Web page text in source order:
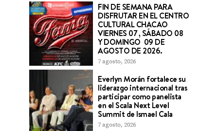
FIN DE SEMANA PARA
DISFRUTAR EN EL CENTRO
CULTURAL CHACAO
VIERNES 07 , SÁBADO 08
Y DOMINGO 09 DE
AGOSTO DE 2026.
7 agosto, 2026
Everlyn Morán fortalece su
liderazgo internacional tras
participar como panelista
en el Scala Next Level
Summit de Ismael Cala
7 agosto, 2026